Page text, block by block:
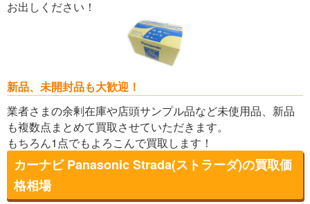
お出しください！
新品、未開封品も大歓迎！
業者さまの余剰在庫や店頭サンプル品など未使用品、新品
も複数点まとめて買取させていただきます。
もちろん1点でもよろこんで買取します！
カーナビ Panasonic Strada(ストラーダ)の買取価
格相場